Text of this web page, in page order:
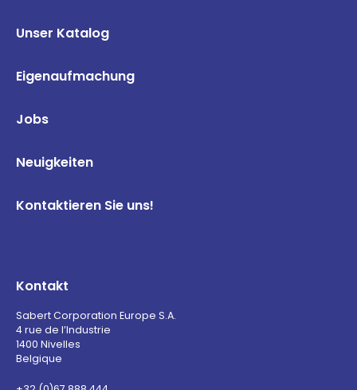
Unser Katalog
Eigenaufmachung
Jobs
Neuigkeiten
Kontaktieren Sie uns!
Kontakt
Sabert Corporation Europe S.A.
4 rue de l’Industrie
1400 Nivelles
Belgique